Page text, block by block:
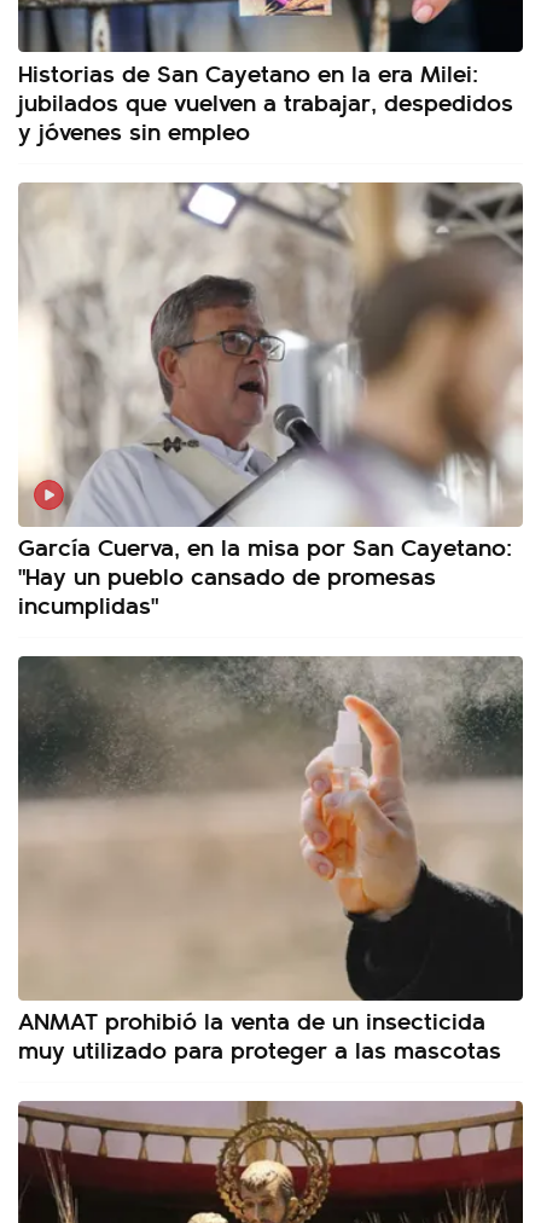
Historias de San Cayetano en la era Milei:
jubilados que vuelven a trabajar, despedidos
y jóvenes sin empleo
García Cuerva, en la misa por San Cayetano:
"Hay un pueblo cansado de promesas
incumplidas"
ANMAT prohibió la venta de un insecticida
muy utilizado para proteger a las mascotas